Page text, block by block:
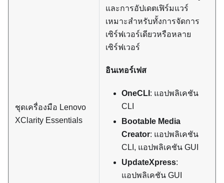
ชุดเครื่องมือ Lenovo
XClarity Essentials
และการอัปเดตเฟิร์มแวร์
เหมาะสำหรับทั้งการจัดการ
เซิร์ฟเวอร์เดียวหรือหลาย
เซิร์ฟเวอร์
อินเทอร์เฟส
OneCLI : แอปพลิเคชัน
CLI
Bootable Media
Creator: แอปพลิเคชัน
CLI, แอปพลิเคชัน GUI
UpdateXpress:
แอปพลิเคชัน GUI